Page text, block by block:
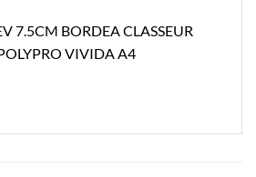
7.5CM BORDEA CLASSEUR
VIVIDA A4